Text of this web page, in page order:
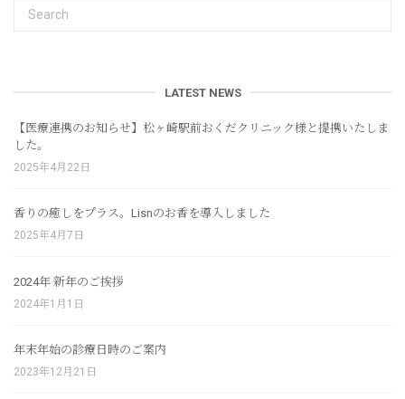
LATEST NEWS
【医療連携のお知らせ】松ヶ崎駅前おくだクリニック様と提携いたしま
した。
2025年4月22日
香りの癒しをプラス。Lisnのお香を導入しました
2025年4月7日
2024年 新年のご挨拶
2024年1月1日
年末年始の診療日時のご案内
2023年12月21日